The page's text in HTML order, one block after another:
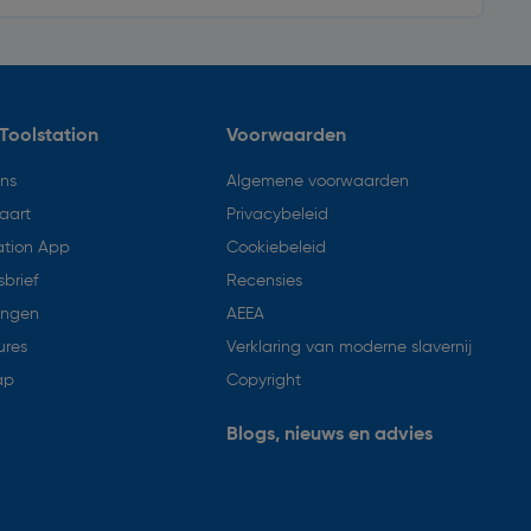
App
Voorwaarden
Algemene voorwaarden
Privacybeleid
Cookiebeleid
Recensies
AEEA
Verklaring van moderne slavernij
Copyright
Blogs, nieuws en advies